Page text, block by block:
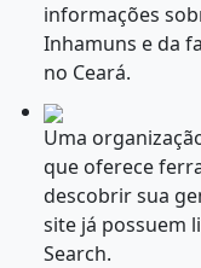
informações
Inhamuns e da
no Ceará.
Uma
que oferece
descobrir sua
site já possuem
Search.